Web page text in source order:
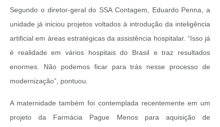
Segundo o diretor-geral do SSA Contagem, Eduardo Penna, a
unidade já iniciou projetos voltados à introdução da inteligência
artificial em áreas estratégicas da assistência hospitalar. “Isso já
é realidade em vários hospitais do Brasil e traz resultados
enormes. Não podemos ficar para trás nesse processo de
modernização”, pontuou.
A maternidade também foi contemplada recentemente em um
projeto da Farmácia Pague Menos para aquisição de